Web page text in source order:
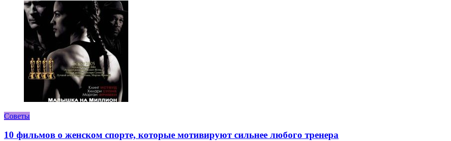
Советы
10 фильмов о женском спорте, которые мотивируют сильнее любого тренера